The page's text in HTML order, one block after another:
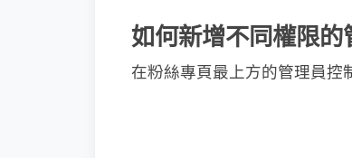
如何新增不同權限的
在粉絲專頁最上方的管理員控